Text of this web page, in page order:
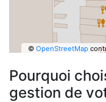
© OpenStreetMap
Pourquoi
gestion de